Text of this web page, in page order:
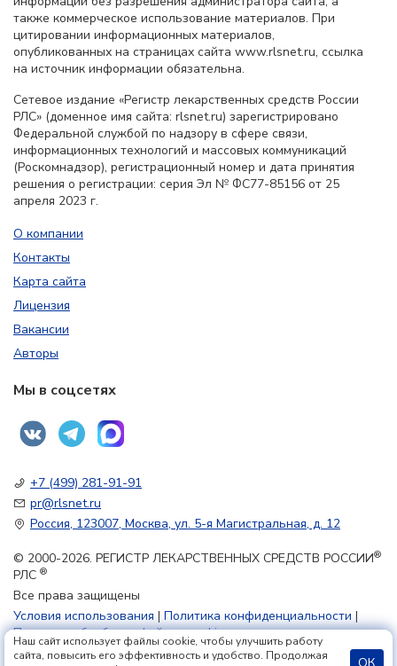
также коммерческое использование материалов. При
цитировании информационных материалов,
опубликованных на страницах сайта www.rlsnet.ru, ссылка
на источник информации обязательна.
Сетевое издание «Регистр лекарственных средств России
РЛС» (доменное имя сайта: rlsnet.ru) зарегистрировано
Федеральной службой по надзору в сфере связи,
информационных технологий и массовых коммуникаций
(Роскомнадзор), регистрационный номер и дата принятия
решения о регистрации: серия Эл № ФС77-85156 от 25
апреля 2023 г.
О компании
Контакты
Карта сайта
Лицензия
Вакансии
Авторы
Мы в соцсетях
+7 (499) 281-91-91
pr@rlsnet.ru
Россия, 123007, Москва, ул. 5-я Магистральная, д. 12
© 2000-2026. РЕГИСТР ЛЕКАРСТВЕННЫХ СРЕДСТВ РОССИИ®
РЛС ®
Все права защищены
Условия использования | Политика конфиденциальности |
Политика обработки файлов cookie
Наш сайт использует файлы cookie, чтобы улучшить работу
сайта, повысить его эффективность и удобство. Продолжая
ОК